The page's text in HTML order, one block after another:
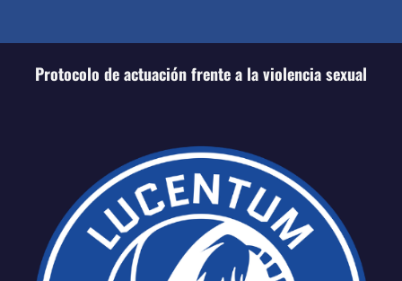
Protocolo de actuación frente a la violencia sexual